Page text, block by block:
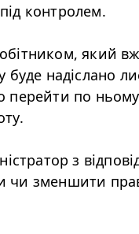
контролем.
який
буде надіслано
перейти по
з
зменшити